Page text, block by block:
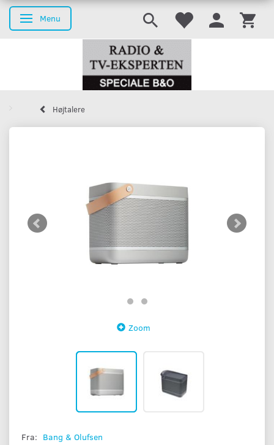
Skifte navigation
Menu
Højtalere
Zoom
Fra: Bang & Olufsen